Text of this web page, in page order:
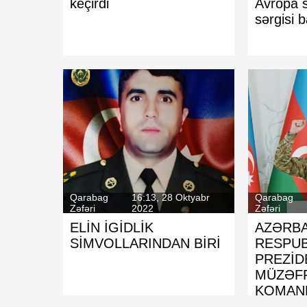
keçirdi
Avropa
sərgisi
Qarabag
Zəfəri
16:13, 28 Oktyabr
2022
ELİN İGİDLİK
SİMVOLLARINDAN BİRİ
Qarabag
Zəfəri